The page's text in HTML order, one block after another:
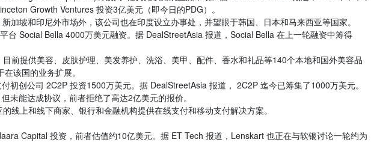
Growth Ventures 投资3亿美元（即今日的PDG）。
加坡和印尼外市场外，该公司也在印度设立办事处，并望眼于韩国、日本和马来西亚等国家。
台 Social Bella 4000万美元融资。据 DealStreetAsia 报道，Social Bella 在上一轮融资中筹得
前提供美容、皮肤护理、美发养护、洗浴、美甲、配件、香水和礼品等140个本地和国外美容品
该国的业务扩展。
初创公司 2C2P 投资1500万美元。据 DealStreetAsia 报道， 2C2P 迄今已筹集了1000万美元。
未能达成协议，前者拒绝了高达2亿美元的报价。
线上和线下商家、银行和金融机构提供在线支付和移动支付解决方案。
Capital 投资，前者估值约10亿美元。据 ET Tech 报道，Lenskart 也正在与软银讨论一轮约为